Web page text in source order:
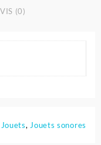
(0)
Jouets, Jouets sonores